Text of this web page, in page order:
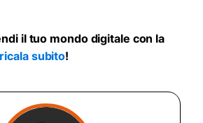
il tuo mondo digitale con la
subito!